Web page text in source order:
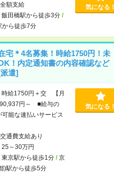
全額支給
飯田橋駅から徒歩3分/
から徒歩7分
気になる！
宅＊4名募集！時給1750円！未
！内定通知書の内容確認など
遣]
時給1750円＋交 【月
円～ ■給与の
可能な速払いサービス
交通費支給あり
25～30万円
東京駅から徒歩1分/京
)駅から徒歩5分
気になる！